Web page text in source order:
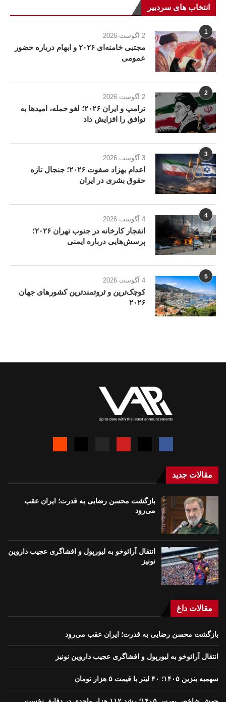
انتخاب های سردبیر
1 2 آگوست 2026
مجتبی خامنه‌ای ۲۰۲۶ و ابهام درباره حضور
عمومی
2 2 آگوست 2026
ترامپ و ایران ۲۰۲۶؛ لغو حمله، امیدها به
توافق را افزایش داد
3 3 آگوست 2026
اعدام بهزاد صفوت ۲۰۲۶؛ جنجال تازه
حقوق بشری در ایران
4 4 آگوست 2026
انفجار کارخانه در جنوب تهران ۲۰۲۶؛
پرسش‌هایی درباره ایمنی
5 4 آگوست 2026
کوچک‌ترین و ثروتمندترین کشورهای جهان
۲۰۲۶
مقالات جدید
بازگشت محسن رضایی به قدرت؛ ايران عقب
می‌رود
انتقال آرائوخو به لیورپول و افشاگری عجیب داروین
نونیز
مقالات داغ
بازگشت محسن رضایی به قدرت؛ ايران عقب می‌رود
انتقال آرائوخو به لیورپول و افشاگری عجیب داروین نونیز
سهمیه بنزین ۱۴۰۵؛ ۴۰ لیتر با قیمت ۵ هزار تومان